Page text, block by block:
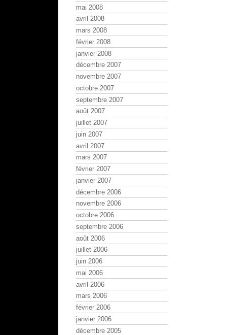
mai 2008
avril 2008
mars 2008
février 2008
janvier 2008
décembre 2007
novembre 2007
octobre 2007
septembre 2007
août 2007
juillet 2007
juin 2007
avril 2007
mars 2007
février 2007
janvier 2007
décembre 2006
novembre 2006
octobre 2006
septembre 2006
août 2006
juillet 2006
juin 2006
mai 2006
avril 2006
mars 2006
février 2006
janvier 2006
décembre 2005